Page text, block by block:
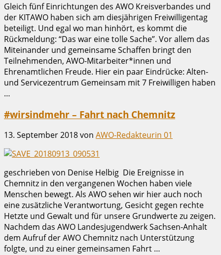
Gleich fünf Einrichtungen des AWO Kreisverbandes und
der KITAWO haben sich am diesjährigen Freiwilligentag
beteiligt. Und egal wo man hinhört, es kommt die
Rückmeldung: “Das war eine tolle Sache”. Vor allem das
Miteinander und gemeinsame Schaffen bringt den
Teilnehmenden, AWO-Mitarbeiter*innen und
Ehrenamtlichen Freude. Hier ein paar Eindrücke: Alten-
und Servicezentrum Gemeinsam mit 7 Freiwilligen haben
…
#wirsindmehr – Fahrt nach Chemnitz
13. September 2018von AWO-Redakteurin 01
geschrieben von Denise Helbig Die Ereignisse in
Chemnitz in den vergangenen Wochen haben viele
Menschen bewegt. Als AWO sehen wir hier auch noch
eine zusätzliche Verantwortung, Gesicht gegen rechte
Hetzte und Gewalt und für unsere Grundwerte zu zeigen.
Nachdem das AWO Landesjugendwerk Sachsen-Anhalt
dem Aufruf der AWO Chemnitz nach Unterstützung
folgte, und zu einer gemeinsamen Fahrt …